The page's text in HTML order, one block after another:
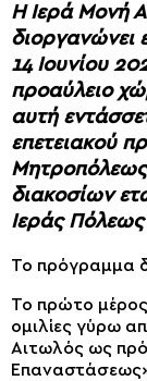
Η Ιερά Μονή
διοργανώνει
14 Ιουνίου
προαύλειο
αυτή
επετειακού
διακοσίων
Ιεράς
Το πρόγραμμα
Το πρώτο μέρος
ομιλίες γύρω
Αιτωλός ως